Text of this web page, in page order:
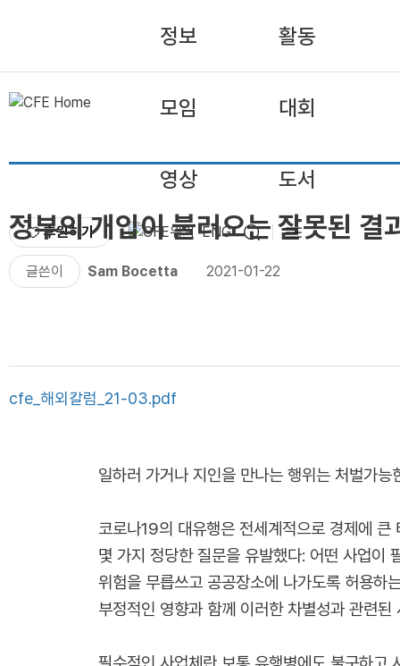
정보 활동
모임 대회
영상 도서
후원하기 ENG
정부의 개입이 불러오는 잘못된 결
글쓴이 Sam Bocetta 2021-01-22
cfe_해외칼럼_21-03.pdf
일하러 가거나 지인을 만나는 행위는 처벌가
코로나19의 대유행은 전세계적으로 경제에
몇 가지 정당한 질문을 유발했다: 어떤 사업이
위험을 무릅쓰고 공공장소에 나가도록 허용하
부정적인 영향과 함께 이러한 차별성과 관련